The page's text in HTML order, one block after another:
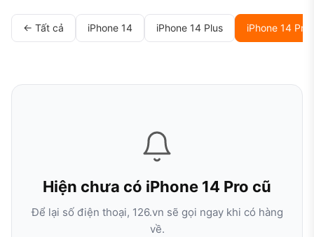
← Tất cả iPhone 14 iPhone 14 Plus iPhone 14 Pro
Hiện chưa có iPhone 14 Pro cũ
Để lại số điện thoại, 126.vn sẽ gọi ngay khi có hàng
về.